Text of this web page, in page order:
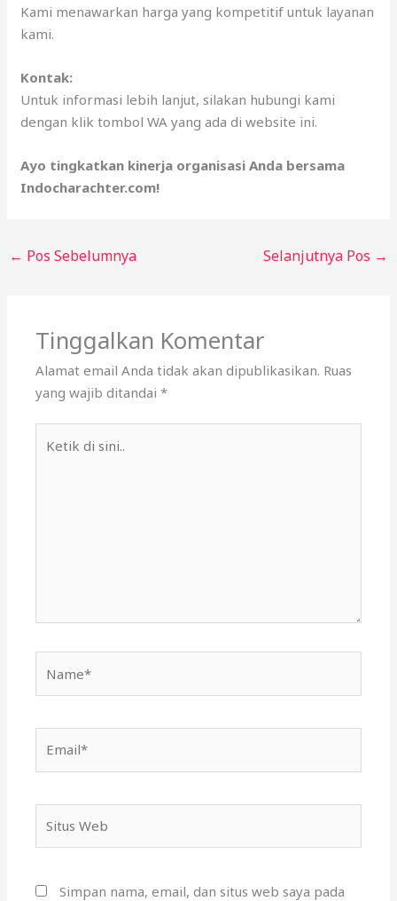
Kami menawarkan harga yang kompetitif untuk layanan
kami.
Kontak:
Untuk informasi lebih lanjut, silakan hubungi kami
dengan klik tombol WA yang ada di website ini.
Ayo tingkatkan kinerja organisasi Anda bersama
Indocharachter.com!
← Pos Sebelumnya Selanjutnya Pos →
Tinggalkan Komentar
Alamat email Anda tidak akan dipublikasikan. Ruas
yang wajib ditandai*
Web
Simpan nama, email, dan situs web saya pada